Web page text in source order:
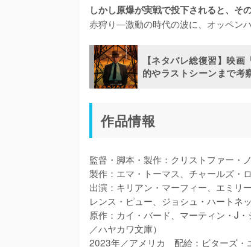
しかし原爆が実戦で投下されると、そ
赤狩り―激動の時代の波に、オッペン
【ネタバレ総復習】映
的やラストシーンまで考
作品情報
監督・脚本・製作：クリストファー・
製作：エマ・トーマス、チャールズ・
出演：キリアン・マーフィー、エミリ
レンス・ピュー、ジョシュ・ハートネ
原作：カイ・バード、マーティン・J
／ハヤカワ文庫）
2023年／アメリカ　配給：ビターズ